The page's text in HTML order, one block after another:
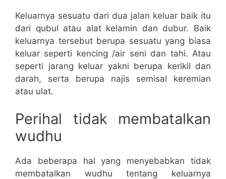
Keluarnya sesuatu dari dua jalan keluar baik itu
dari qubul atau alat kelamin dan dubur. Baik
keluarnya tersebut berupa sesuatu yang biasa
keluar seperti kencing /air seni dan tahi. Atau
seperti jarang keluar yakni berupa kerikil dan
darah, serta berupa najis semisal keremian
atau ulat.
Perihal tidak membatalkan
wudhu
Ada beberapa hal yang menyebabkan tidak
membatalkan wudhu tentang keluarnya